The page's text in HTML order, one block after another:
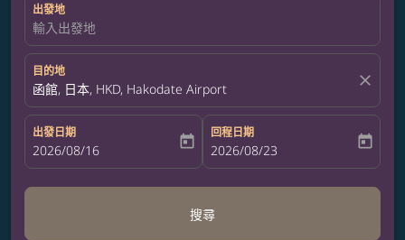
出發地
輸入出發地
目的地
函館, 日本, HKD, Hakodate Airport close
出發日期
fc-booking-departure-date-aria-label
2026/08/16 today
回程日期
fc-booking-return-date-aria-label
2026/08/23 today
搜尋